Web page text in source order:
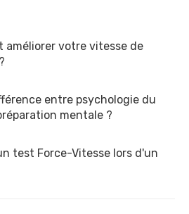
améliorer votre vitesse de
entre psychologie du
mentale ?
test Force-Vitesse lors d'un